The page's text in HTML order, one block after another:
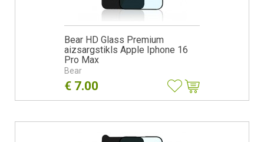
Bear HD Glass Premium
aizsargstikls Apple Iphone 16
Pro Max
Bear
€ 7.00